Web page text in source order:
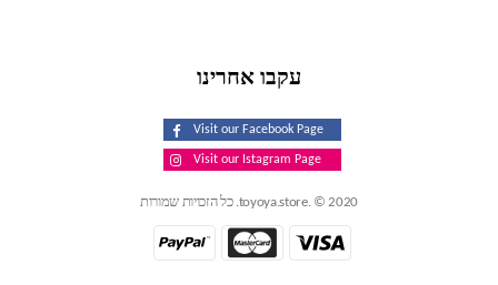
עקבו אחרינו
Visit our Facebook Page
Visit our Istagram Page
toyoya.store. © 2020. כל הזכויות שמורות